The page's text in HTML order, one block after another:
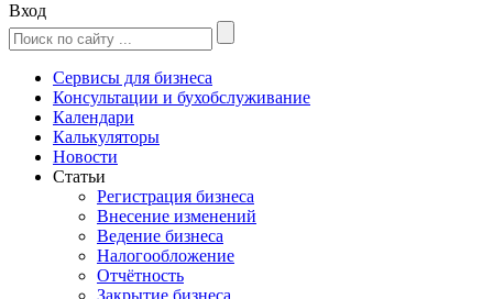
Вход
Сервисы для бизнеса
Консультации и бухобслуживание
Календари
Калькуляторы
Новости
Статьи
Регистрация бизнеса
Внесение изменений
Ведение бизнеса
Налогообложение
Отчётность
Закрытие бизнеса